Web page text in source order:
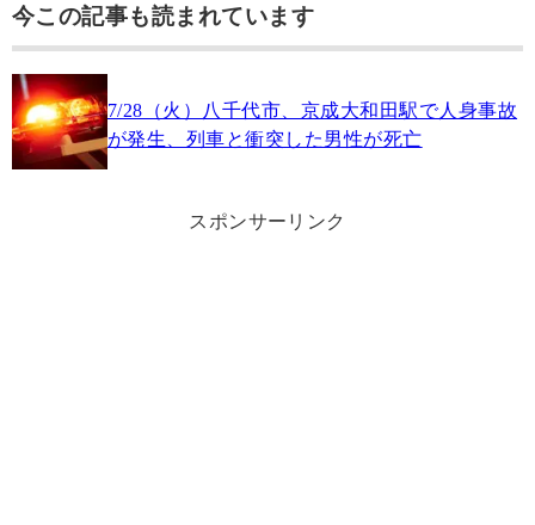
今この記事も読まれています
7/28（火）八千代市、京成大和田駅で人身事故
が発生、列車と衝突した男性が死亡
スポンサーリンク